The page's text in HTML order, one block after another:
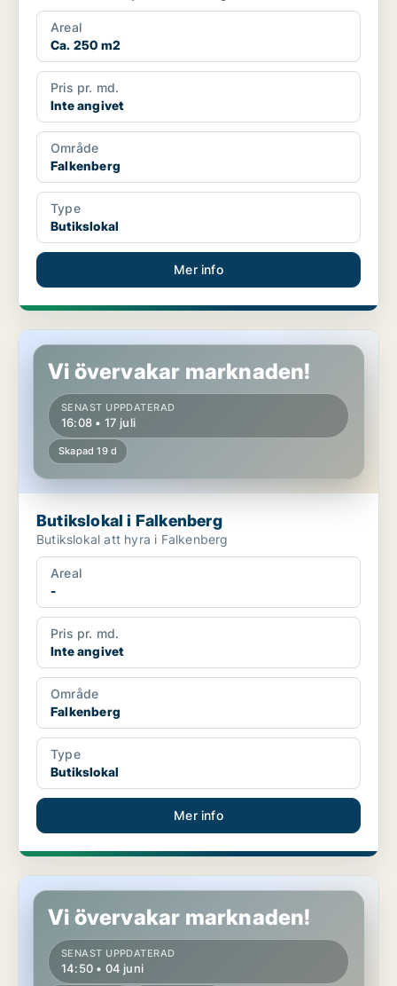
Areal
Ca. 250 m2
Pris pr. md.
Inte angivet
Område
Falkenberg
Type
Butikslokal
Mer info
Butikslokal i Falkenberg
Vi övervakar marknaden!
SENAST UPPDATERAD
16:08 • 17 juli
Skapad 19 d
Butikslokal i Falkenberg
Butikslokal att hyra i Falkenberg
Areal
-
Pris pr. md.
Inte angivet
Område
Falkenberg
Type
Butikslokal
Mer info
Industrilokal i Falkenberg
Vi övervakar marknaden!
SENAST UPPDATERAD
14:50 • 04 juni